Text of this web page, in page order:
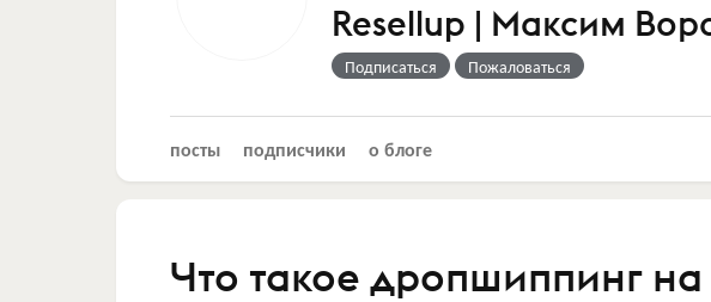
Resellup | Максим
Подписаться Пожаловаться
посты подписчики о блоге
Что такое дропшиппинг